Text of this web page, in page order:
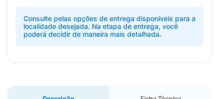
Consulte pelas opções de entrega disponíveis para a
localidade desejada. Na etapa de entrega, você
poderá decidir de maneira mais detalhada.